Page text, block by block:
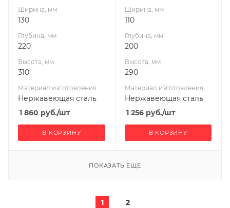
Ширина, мм
130
Глубина, мм
220
Высота, мм
310
Материал изготовления
Нержавеющая сталь
1 860 руб./шт
В КОРЗИНУ
Ширина, мм
110
Глубина, мм
200
Высота, мм
290
Материал изготовления
Нержавеющая сталь
1 256руб./шт
В КОРЗИНУ
ПОКАЗАТЬ ЕЩЕ
1 2